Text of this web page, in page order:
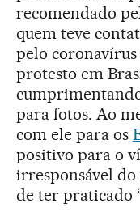
recomendado
quem teve
pelo
protesto em
para fotos. Ao
com ele para os
positivo para o
irresponsável do
de ter praticado